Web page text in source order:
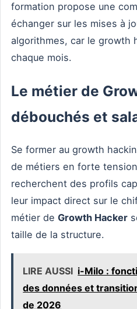
formation propose une
échanger sur les mises à
algorithmes, car le growth
chaque mois.
Le métier de
débouchés et
Se former au growth
de métiers en forte
recherchent des profils
leur impact direct sur le
métier de Growth Hacker
taille de la structure.
LIRE AUSSI i-Milo :
des données et
de 2026